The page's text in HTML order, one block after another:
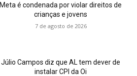
Meta é condenada por violar direitos de
crianças e jovens
7 de agosto de 2026
Júlio Campos diz que AL tem dever de
instalar CPI da Oi